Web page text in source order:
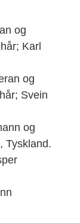
og
Karl
og
Svein
og
Tyskland.